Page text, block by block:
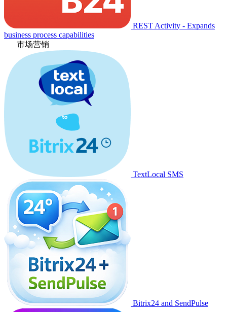
REST Activity - Expands
business process capabilities
市场营销
TextLocal SMS
Bitrix24 and SendPulse